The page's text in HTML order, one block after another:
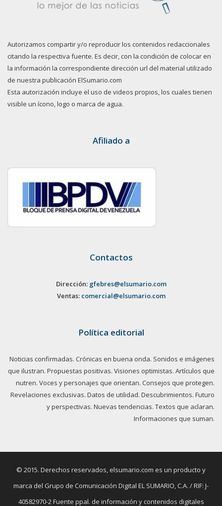
Autorizamos compartir y/o reproducir los contenidos redaccionales
citando la respectiva fuente. Es decir, con la condición de colocar en
la información la correspondiente dirección url del material utilizado
de nuestra publicación ElSumario.com
Esta autorización incluye el uso de videos propios, los cuales tienen
visible un ícono, logo o marca de agua.
Afiliado a
Contactos
Dirección: gfebres@elsumario.com
Ventas: comercial@elsumario.com
Política editorial
Noticias confirmadas. Crónicas en buena onda. Sonidos e imágenes
que ilustran. Propuestas positivas. Visiones optimistas. Artículos que
nutren. Voces y personajes que orientan. Consejos que protegen.
Revelaciones exclusivas. Datos de utilidad. Descubrimientos. Futuro
y perspectivas. Nuevas tendencias. Textos que aclaran.
Informaciones que suman.
© 2015. Derechos reservados, elsumario.com es un producto y
marca del Grupo de Comunicación Digital EL SUMARIO, C.A. / RIF: J-
40582970-2 Fuente ppal. de información y contenidos digitales